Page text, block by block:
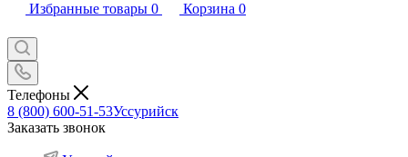
Избранные товары 0 Корзина 0
Телефоны
8 (800) 600-51-53Уссурийск
Заказать звонок